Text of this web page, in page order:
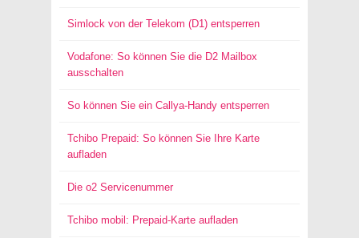
Simlock von der Telekom (D1) entsperren
Vodafone: So können Sie die D2 Mailbox
ausschalten
So können Sie ein Callya-Handy entsperren
Tchibo Prepaid: So können Sie Ihre Karte
aufladen
Die o2 Servicenummer
Tchibo mobil: Prepaid-Karte aufladen